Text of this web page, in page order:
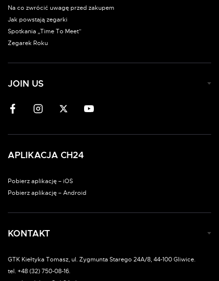
Na co zwrócić uwagę przed zakupem
Jak powstają zegarki
Spotkania „Time To Meet”
Zegarek Roku
JOIN US
APLIKACJA CH24
Pobierz aplikację – iOS
Pobierz aplikację – Android
KONTAKT
GTK Kiełtyka Tomasz, ul. Zygmunta Starego 24A/8, 44-100 Gliwice.
tel. +48 (32) 750-08-16.